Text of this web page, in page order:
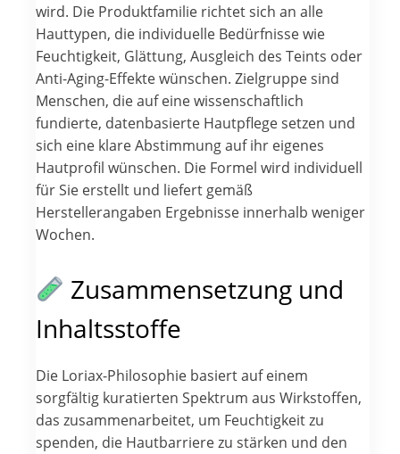
wird. Die Produktfamilie richtet sich an alle
Hauttypen, die individuelle Bedürfnisse wie
Feuchtigkeit, Glättung, Ausgleich des Teints oder
Anti-Aging-Effekte wünschen. Zielgruppe sind
Menschen, die auf eine wissenschaftlich
fundierte, datenbasierte Hautpflege setzen und
sich eine klare Abstimmung auf ihr eigenes
Hautprofil wünschen. Die Formel wird individuell
für Sie erstellt und liefert gemäß
Herstellerangaben Ergebnisse innerhalb weniger
Wochen.
Zusammensetzung und
Inhaltsstoffe
Die Loriax-Philosophie basiert auf einem
sorgfältig kuratierten Spektrum aus Wirkstoffen,
das zusammenarbeitet, um Feuchtigkeit zu
spenden, die Hautbarriere zu stärken und den